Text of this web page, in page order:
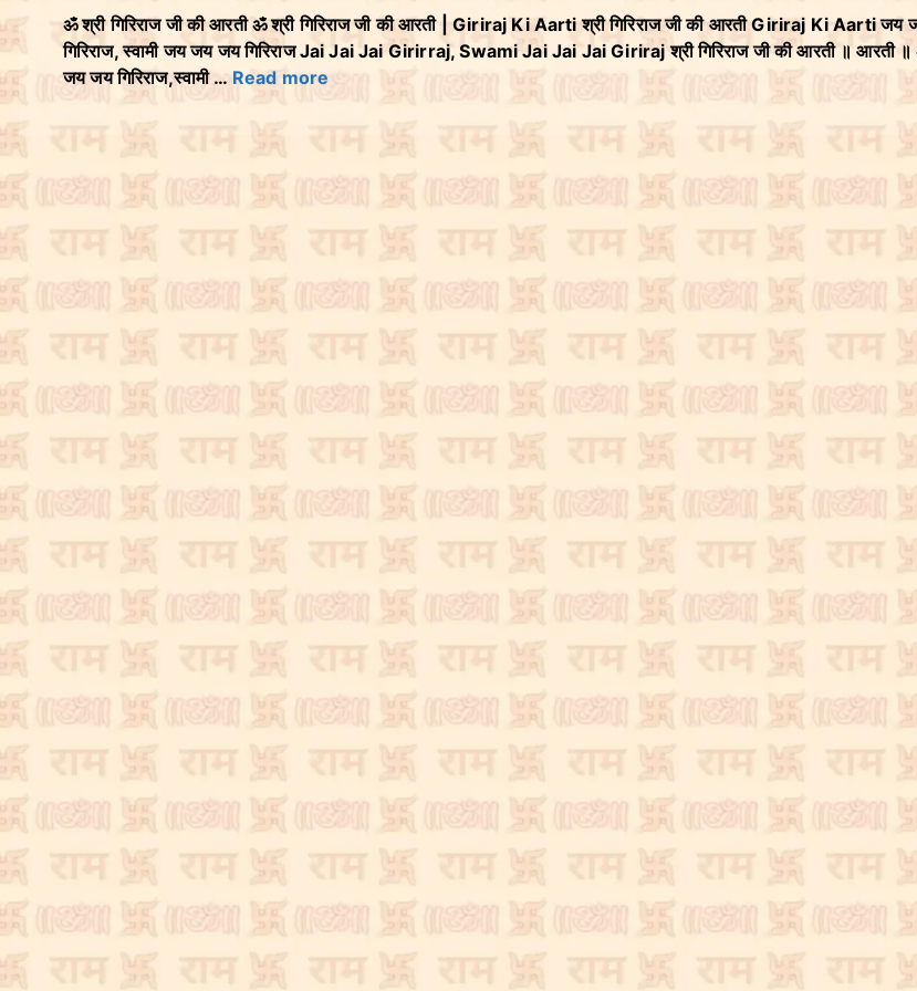
ॐ श्री गिरिराज जी की आरती ॐ श्री गिरिराज जी की आरती | Giriraj Ki Aarti श्री गिरिराज जी की आरती Giriraj Ki Aarti जय
गिरिराज, स्वामी जय जय जय गिरिराज Jai Jai Jai Girirraj, Swami Jai Jai Jai Giriraj श्री गिरिराज जी की आरती ॥ आरती
जय जय गिरिराज,स्वामी … Read more